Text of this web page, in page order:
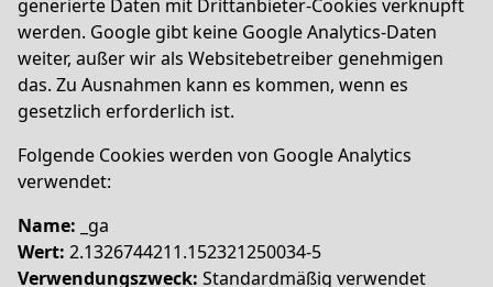
generierte Daten mit Drittanbieter-Cookies verknüpft
werden. Google gibt keine Google Analytics-Daten
weiter, außer wir als Websitebetreiber genehmigen
das. Zu Ausnahmen kann es kommen, wenn es
gesetzlich erforderlich ist.
Folgende Cookies werden von Google Analytics
verwendet:
Name: _ga
Wert: 2.1326744211.152321250034-5
Verwendungszweck: Standardmäßig verwendet